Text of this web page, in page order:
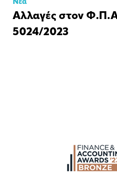
Νέα
Αλλαγές στον
5024/2023